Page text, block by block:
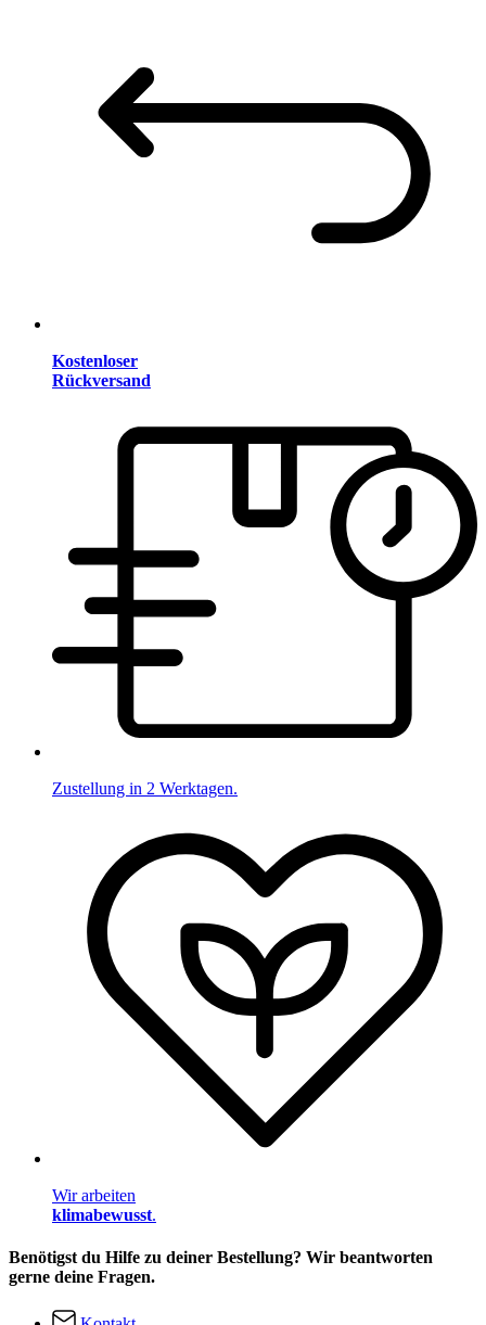
Kostenloser
Rückversand
Zustellung in 2 Werktagen.
Wir arbeiten
klimabewusst.
Benötigst du Hilfe zu deiner Bestellung? Wir beantworten
gerne deine Fragen.